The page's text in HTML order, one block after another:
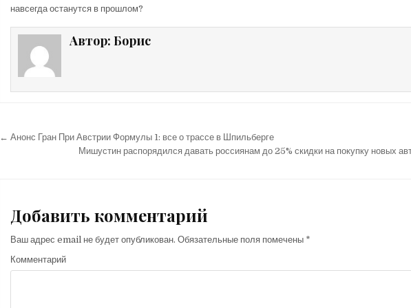
навсегда останутся в прошлом?
Автор: Борис
ц
← Анонс Гран При Австрии Формулы 1: все о трассе в Шпильберге
Мишустин распорядился давать россиянам до 25% скидки на покупку новых
Добавить комментарий
Ваш адрес email не будет опубликован. Обязательные поля помечены *
Комментарий